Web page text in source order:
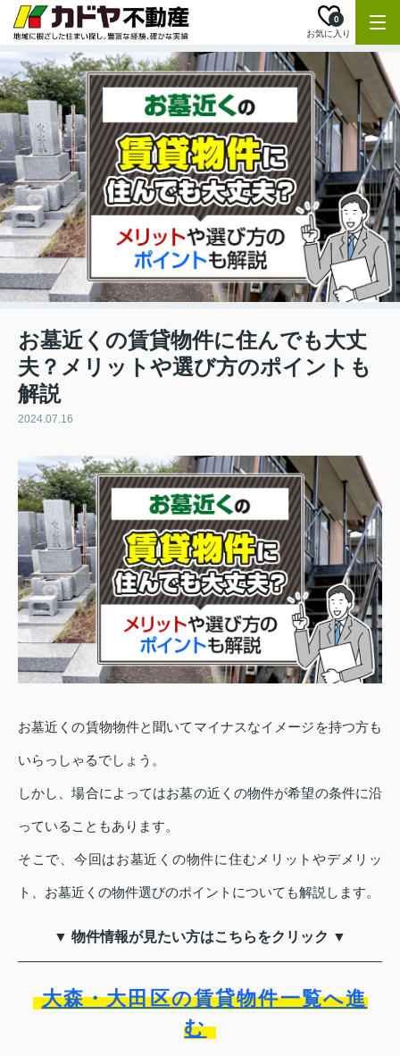
お気に入り
0
お墓近くの賃貸物件に住んでも大丈
夫？メリットや選び方のポイントも
解説
2024.07.16
お墓近くの賃物物件と聞いてマイナスなイメージを持つ方も
いらっしゃるでしょう。
しかし、場合によってはお墓の近くの物件が希望の条件に沿
っていることもあります。
そこで、今回はお墓近くの物件に住むメリットやデメリッ
ト、お墓近くの物件選びのポイントについても解説します。
▼ 物件情報が見たい方はこちらをクリック ▼
大森・大田区の賃貸物件一覧へ進
む